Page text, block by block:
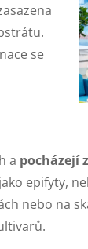
se
a pocházejí
epifyty,
nebo na